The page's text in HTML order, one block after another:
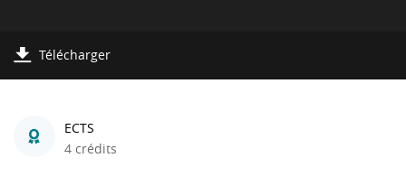
Télécharger
ECTS
4 crédits